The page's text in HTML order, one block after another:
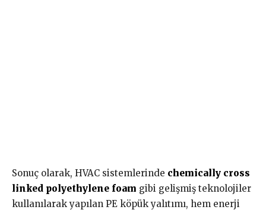
Sonuç olarak, HVAC sistemlerinde chemically cross
linked polyethylene foam gibi gelişmiş teknolojiler
kullanılarak yapılan PE köpük yalıtımı, hem enerji